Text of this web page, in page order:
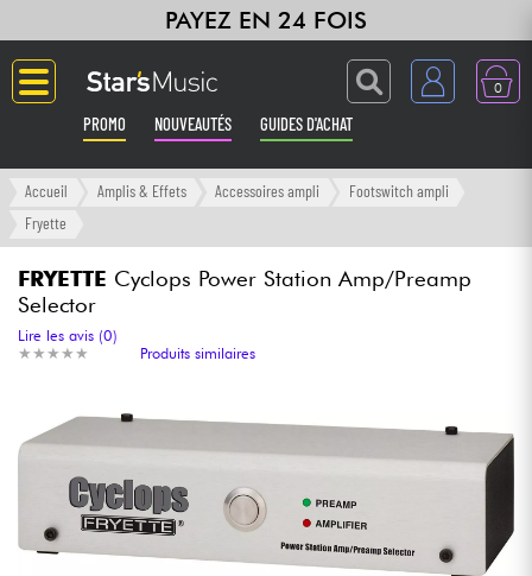
PAYEZ EN 24 FOIS
0
PROMO NOUVEAUTÉS GUIDES D'ACHAT
Langue
Amplis & Effets
Synthés & Sampleurs
Home Studio
Casques
Accueil Amplis & Effets Accessoires ampli
Footswitch ampli
Fryette
FRYETTE Cyclops Power Station Amp/Preamp
Selector
★ ★ ★ ★ ★
★ ★ ★ ★ ★
Lire les avis (0)
Produits similaires